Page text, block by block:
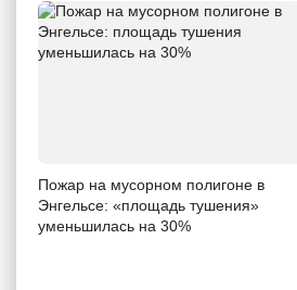
Пожар на мусорном полигоне в
Энгельсе: «площадь тушения»
уменьшилась на 30%